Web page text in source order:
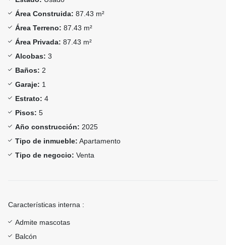
Área Construida: 87.43 m²
Área Terreno: 87.43 m²
Área Privada: 87.43 m²
Alcobas: 3
Baños: 2
Garaje: 1
Estrato: 4
Pisos: 5
Año construcción: 2025
Tipo de inmueble: Apartamento
Tipo de negocio: Venta
Características interna :
Admite mascotas
Balcón